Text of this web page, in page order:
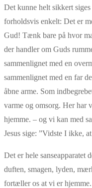
Det kunne helt sikkert
forholdsvis enkelt: Det er
Gud! Tænk bare på hvor
der handler om Guds
sammenlignet med en
sammenlignet med en far
åbne arme. Som
varme og omsorg. Her har
hjemme. – og vi kan med
Jesus sige: ”Vidste I ikke,
Det er hele sanseapparatet
duften, smagen, lyden,
fortæller os at vi er